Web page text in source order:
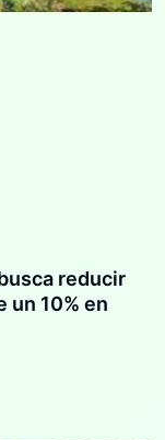
reducir
un 10% en